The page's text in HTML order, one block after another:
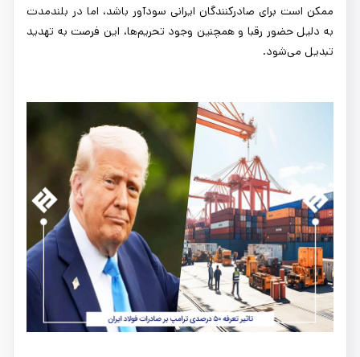
ممکن است برای صادرکنندگان ایرانی سودآور باشد، اما در بلندمدت
به دلیل حضور رقبا و همچنین وجود تحریم‌ها، این فرصت به تهدید
تبدیل می‌شود.